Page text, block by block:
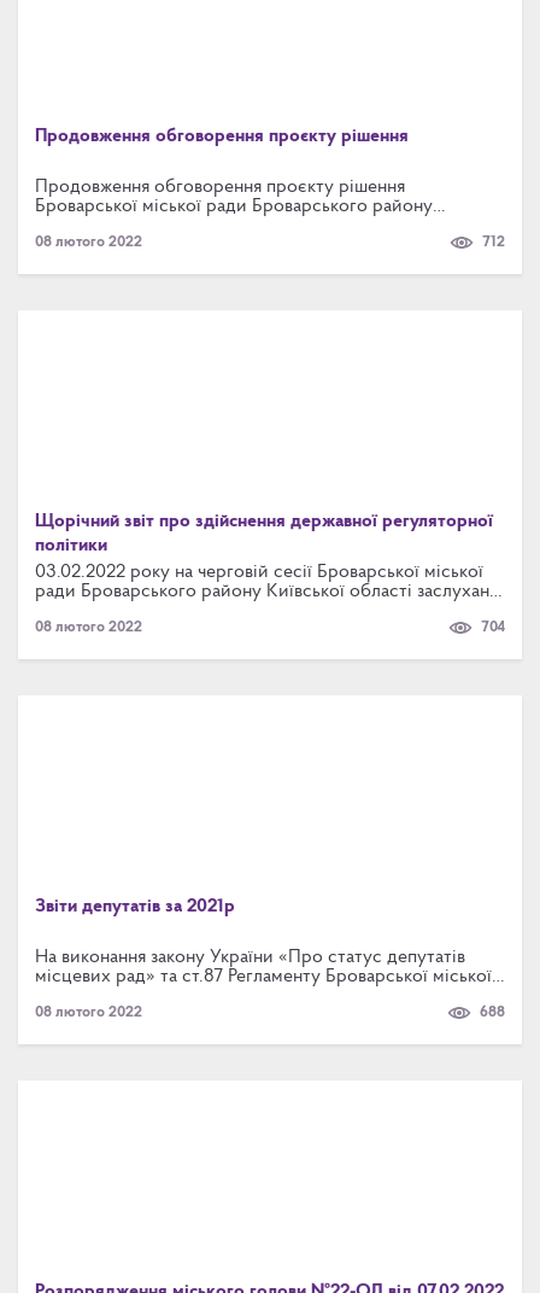
Продовження обговорення проєкту рішення
Продовження обговорення проєкту рішення
Броварської міської ради Броварського району
додержання тиші Броварської міської територіальної
08 лютого 2022 712
Щорічний звіт про здійснення державної регуляторної
політики
03.02.2022 року на черговій сесії Броварської міської
ради Броварського району Київської області заслухано
політики виконавчими органами Броварської міської
08 лютого 2022 704
Звіти депутатів за 2021р
На виконання закону України «Про статус депутатів
місцевих рад» та ст.87 Регламенту Броварської міської
скликання, депутати міської ради надають письмові
08 лютого 2022 688